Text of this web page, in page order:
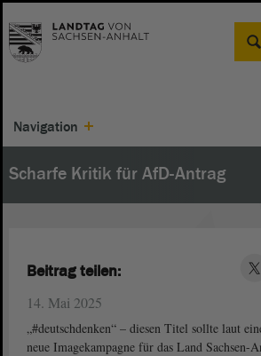
Navigation
Scharfe Kritik für AfD-Antrag
14. Mai 2025
„#deutschdenken“ – diesen Titel sollte laut
neue Imagekampagne für das Land Sachsen-
Beitrag teilen: